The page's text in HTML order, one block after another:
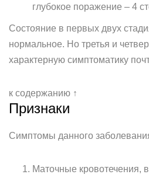
глубокое поражение – 4
Состояние в первых двух
нормальное. Но третья и
характерную симптоматику
к содержанию ↑
Признаки
Симптомы данного
Маточные кровотечения,